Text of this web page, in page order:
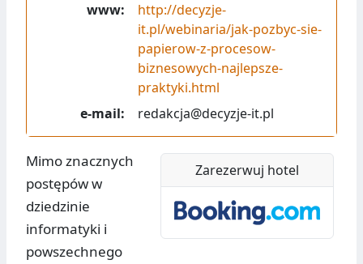
www:
http://decyzje-
it.pl/webinaria/jak-pozbyc-sie-
papierow-z-procesow-
biznesowych-najlepsze-
praktyki.html
e-mail:
redakcja@decyzje-it.pl
Zarezerwuj hotel
Mimo znacznych
postępów w
dziedzinie
informatyki i
powszechnego